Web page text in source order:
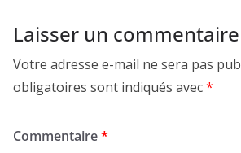
Laisser un commentaire
Votre adresse e-mail ne sera pas
obligatoires sont indiqués avec*
Commentaire*